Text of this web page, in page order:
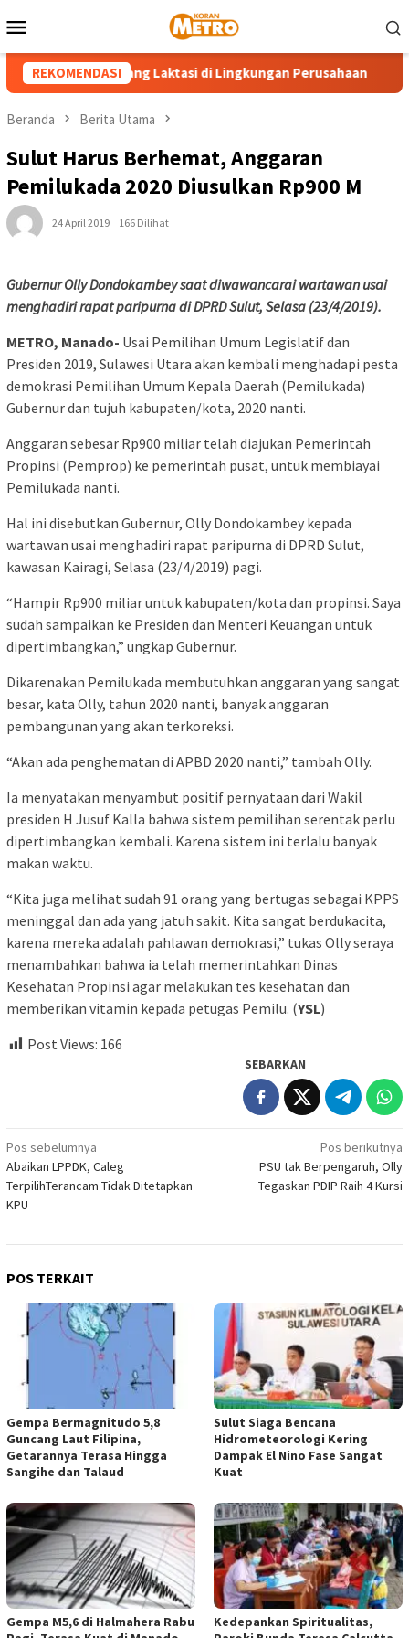
ke
Mobile
REKOMENDASI
Hadirkan Ruang Laktasi di Lingkungan Perusahaan
Beranda Berita Utama
Sulut Harus Berhemat, Anggaran
Pemilukada 2020 Diusulkan Rp900 M
24 April 2019 166 Dilihat
Gubernur Olly Dondokambey saat diwawancarai wartawan usai
menghadiri rapat paripurna di DPRD Sulut, Selasa (23/4/2019).
METRO, Manado- Usai Pemilihan Umum Legislatif dan
Presiden 2019, Sulawesi Utara akan kembali menghadapi pesta
demokrasi Pemilihan Umum Kepala Daerah (Pemilukada)
Gubernur dan tujuh kabupaten/kota, 2020 nanti.
Anggaran sebesar Rp900 miliar telah diajukan Pemerintah
Propinsi (Pemprop) ke pemerintah pusat, untuk membiayai
Pemilukada nanti.
Hal ini disebutkan Gubernur, Olly Dondokambey kepada
wartawan usai menghadiri rapat paripurna di DPRD Sulut,
kawasan Kairagi, Selasa (23/4/2019) pagi.
“Hampir Rp900 miliar untuk kabupaten/kota dan propinsi. Saya
sudah sampaikan ke Presiden dan Menteri Keuangan untuk
dipertimbangkan,” ungkap Gubernur.
Dikarenakan Pemilukada membutuhkan anggaran yang sangat
besar, kata Olly, tahun 2020 nanti, banyak anggaran
pembangunan yang akan terkoreksi.
“Akan ada penghematan di APBD 2020 nanti,” tambah Olly.
Ia menyatakan menyambut positif pernyataan dari Wakil
presiden H Jusuf Kalla bahwa sistem pemilihan serentak perlu
dipertimbangkan kembali. Karena sistem ini terlalu banyak
makan waktu.
“Kita juga melihat sudah 91 orang yang bertugas sebagai KPPS
meninggal dan ada yang jatuh sakit. Kita sangat berdukacita,
karena mereka adalah pahlawan demokrasi,” tukas Olly seraya
menambahkan bahwa ia telah memerintahkan Dinas
Kesehatan Propinsi agar melakukan tes kesehatan dan
memberikan vitamin kepada petugas Pemilu. (YSL)
Post Views: 166
SEBARKAN
Navigasi
pos
Pos sebelumnya
Abaikan LPPDK, Caleg
TerpilihTerancam Tidak Ditetapkan
KPU
Pos berikutnya
PSU tak Berpengaruh, Olly
Tegaskan PDIP Raih 4 Kursi
POS TERKAIT
Gempa Bermagnitudo 5,8
Guncang Laut Filipina,
Getarannya Terasa Hingga
Sangihe dan Talaud
Sulut Siaga Bencana
Hidrometeorologi Kering
Dampak El Nino Fase Sangat
Kuat
Gempa M5,6 di Halmahera Rabu
Kedepankan Spiritualitas,